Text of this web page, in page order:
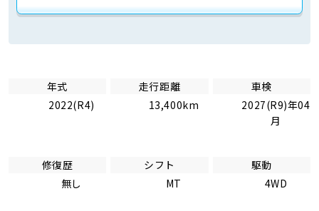
年式
2022(R4)
走行距離
13,400km
車検
2027(R9)年04
月
修復歴
無し
シフト
MT
駆動
4WD